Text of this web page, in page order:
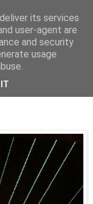
its services
user-agent are
and security
usage